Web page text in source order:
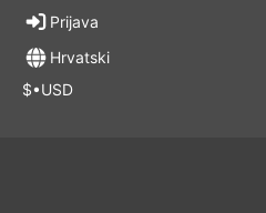
Prijava
Hrvatski
$•USD